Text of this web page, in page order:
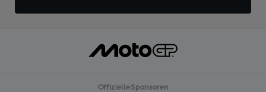
Offizielle Sponsoren